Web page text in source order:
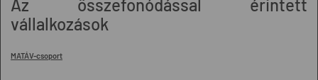
Az összefonódással érintett
vállalkozások
MATÁV-csoport